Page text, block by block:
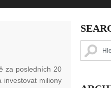
za posledních 20
investovat miliony